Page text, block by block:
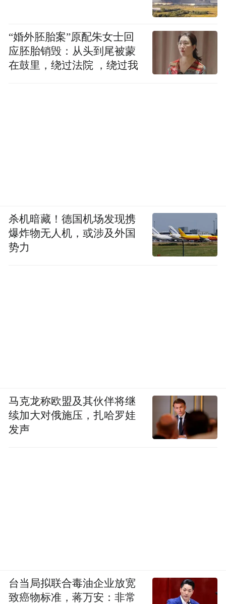
“婚外胚胎案”原配朱女士回
应胚胎销毁：从头到尾被蒙
在鼓里，绕过法院 ，绕过我
杀机暗藏！德国机场发现携
爆炸物无人机，或涉及外国
势力
马克龙称欧盟及其伙伴将继
续加大对俄施压，扎哈罗娃
发声
台当局拟联合毒油企业放宽
致癌物标准，蒋万安：非常